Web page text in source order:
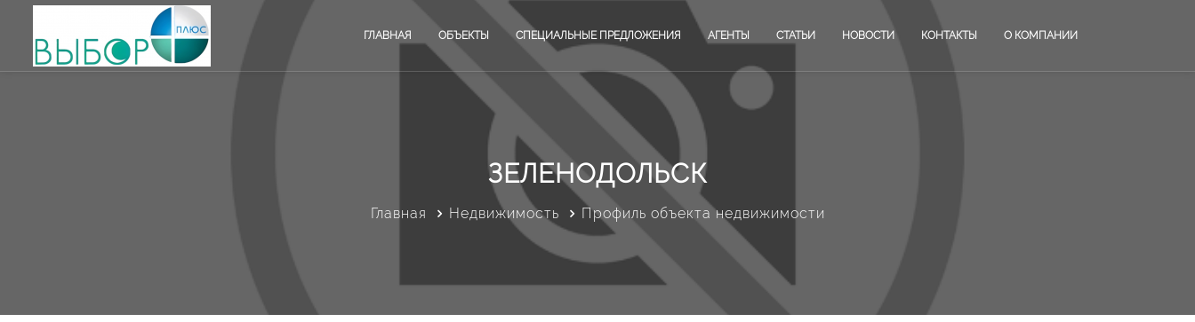
ГЛАВНАЯ ОБЪЕКТЫ СПЕЦИАЛЬНЫЕ ПРЕДЛОЖЕНИЯ АГЕНТЫ СТАТЬИ НОВОСТИ КОНТАКТЫ О КОМПАНИИ
ЗЕЛЕНОДОЛЬСК
Главная Недвижимость Профиль объекта недвижимости